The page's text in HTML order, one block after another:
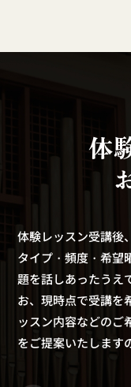
体
体験レッスン受講後
タイプ・頻度・希望
題を話しあったうえ
お、現時点で受講を
ッスン内容などのご
をご提案いたします